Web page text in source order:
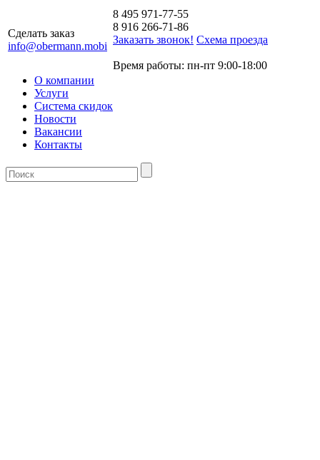
Сделать заказ
info@obermann.mobi
8 495 971-77-55
8 916 266-71-86
Заказать звонок! Схема проезда
Время работы: пн-пт 9:00-18:00
О компании
Услуги
Система скидок
Новости
Вакансии
Контакты